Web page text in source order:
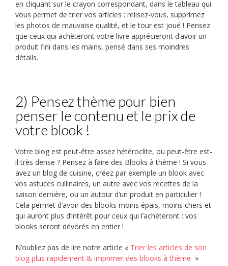
en cliquant sur le crayon correspondant, dans le tableau qui
vous permet de trier vos articles : relisez-vous, supprimez
les photos de mauvaise qualité, et le tour est joué ! Pensez
que ceux qui achèteront votre livre apprécieront d’avoir un
produit fini dans les mains, pensé dans ses moindres
détails.
2) Pensez thème pour bien
penser le contenu et le prix de
votre blook !
Votre blog est peut-être assez hétéroclite, ou peut-être est-
il très dense ? Pensez à faire des Blooks à thème ! Si vous
avez un blog de cuisine, créez par exemple un blook avec
vos astuces cullinaires, un autre avec vos recettes de la
saison dernière, ou un autour d’un produit en particulier !
Cela permet d’avoir des blooks moins épais, moins chers et
qui auront plus d’intérêt pour ceux qui l’achèteront : vos
blooks seront dévorés en entier !
N’oubliez pas de lire notre article « Trier les articles de son
blog plus rapidement & imprimer des blooks à thème »